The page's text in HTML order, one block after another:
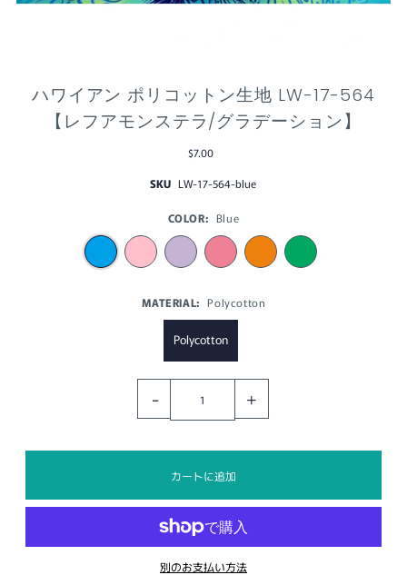
ハワイアン ポリコットン生地 LW-17-564
【レフアモンステラ/グラデーション】
$7.00
SKU LW-17-564-blue
COLOR: Blue
MATERIAL: Polycotton
Polycotton
- +
別のお支払い方法